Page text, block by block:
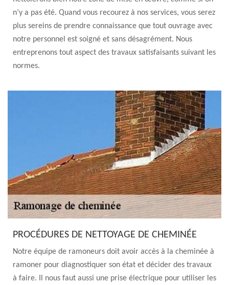
n’y a pas été. Quand vous recourez à nos services, vous serez
plus sereins de prendre connaissance que tout ouvrage avec
notre personnel est soigné et sans désagrément. Nous
entreprenons tout aspect des travaux satisfaisants suivant les
normes.
PROCÉDURES DE NETTOYAGE DE CHEMINÉE
Notre équipe de ramoneurs doit avoir accès à la cheminée à
ramoner pour diagnostiquer son état et décider des travaux
à faire. Il nous faut aussi une prise électrique pour utiliser les